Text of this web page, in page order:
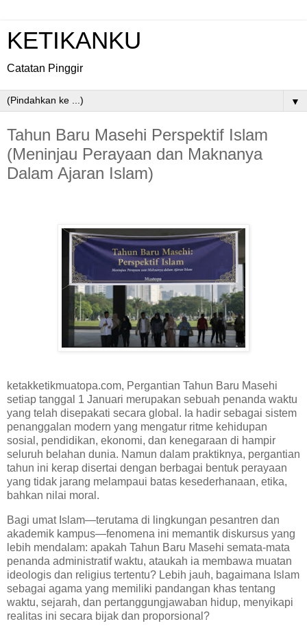
KETIKANKU
Catatan Pinggir
▼
Tahun Baru Masehi Perspektif Islam
(Meninjau Perayaan dan Maknanya
Dalam Ajaran Islam)
ketakketikmuatopa.com, Pergantian Tahun Baru Masehi
setiap tanggal 1 Januari merupakan sebuah penanda waktu
yang telah disepakati secara global. Ia hadir sebagai sistem
penanggalan modern yang mengatur ritme kehidupan
sosial, pendidikan, ekonomi, dan kenegaraan di hampir
seluruh belahan dunia. Namun dalam praktiknya, pergantian
tahun ini kerap disertai dengan berbagai bentuk perayaan
yang tidak jarang melampaui batas kesederhanaan, etika,
bahkan nilai moral.
Bagi umat Islam—terutama di lingkungan pesantren dan
akademik kampus—fenomena ini memantik diskursus yang
lebih mendalam: apakah Tahun Baru Masehi semata-mata
penanda administratif waktu, ataukah ia membawa muatan
ideologis dan religius tertentu? Lebih jauh, bagaimana Islam
sebagai agama yang memiliki pandangan khas tentang
waktu, sejarah, dan pertanggungjawaban hidup, menyikapi
realitas ini secara bijak dan proporsional?